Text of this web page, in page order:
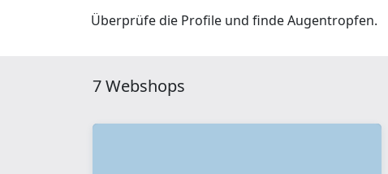
Überprüfe die Profile und finde Augentropfen.
7 Webshops